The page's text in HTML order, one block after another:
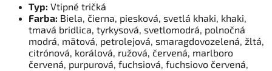
Typ: Vtipné tričká
Farba: Biela, čierna, piesková, svetlá khaki, khaki,
tmavá bridlica, tyrkysová, svetlomodrá, polnočná
modrá, mätová, petrolejová, smaragdovozelená, žltá,
citrónová, korálová, ružová, červená, marlboro
červená, purpurová, fuchsiová, fuchsiovo červená,